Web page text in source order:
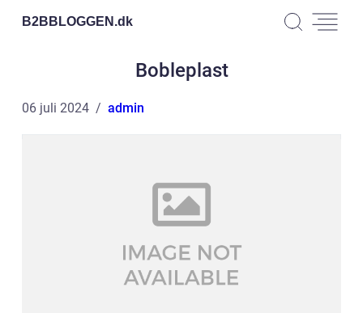
B2BBLOGGEN.dk
Bobleplast
06 juli 2024 admin